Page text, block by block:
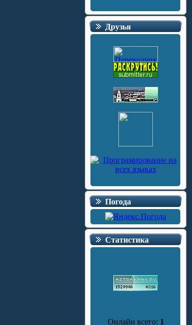
Друзья
Погода
Статистика
Онлайн всего: 1